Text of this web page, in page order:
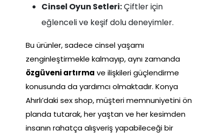
Cinsel Oyun Setleri:Çiftler için
eğlenceli ve keşif dolu deneyimler.
Bu ürünler, sadece cinsel yaşamı
zenginleştirmekle kalmayıp, aynı zamanda
özgüveni artırma ve ilişkileri güçlendirme
konusunda da yardımcı olmaktadır. Konya
Ahırlı’daki sex shop, müşteri memnuniyetini ön
planda tutarak, her yaştan ve her kesimden
insanın rahatça alışveriş yapabileceği bir